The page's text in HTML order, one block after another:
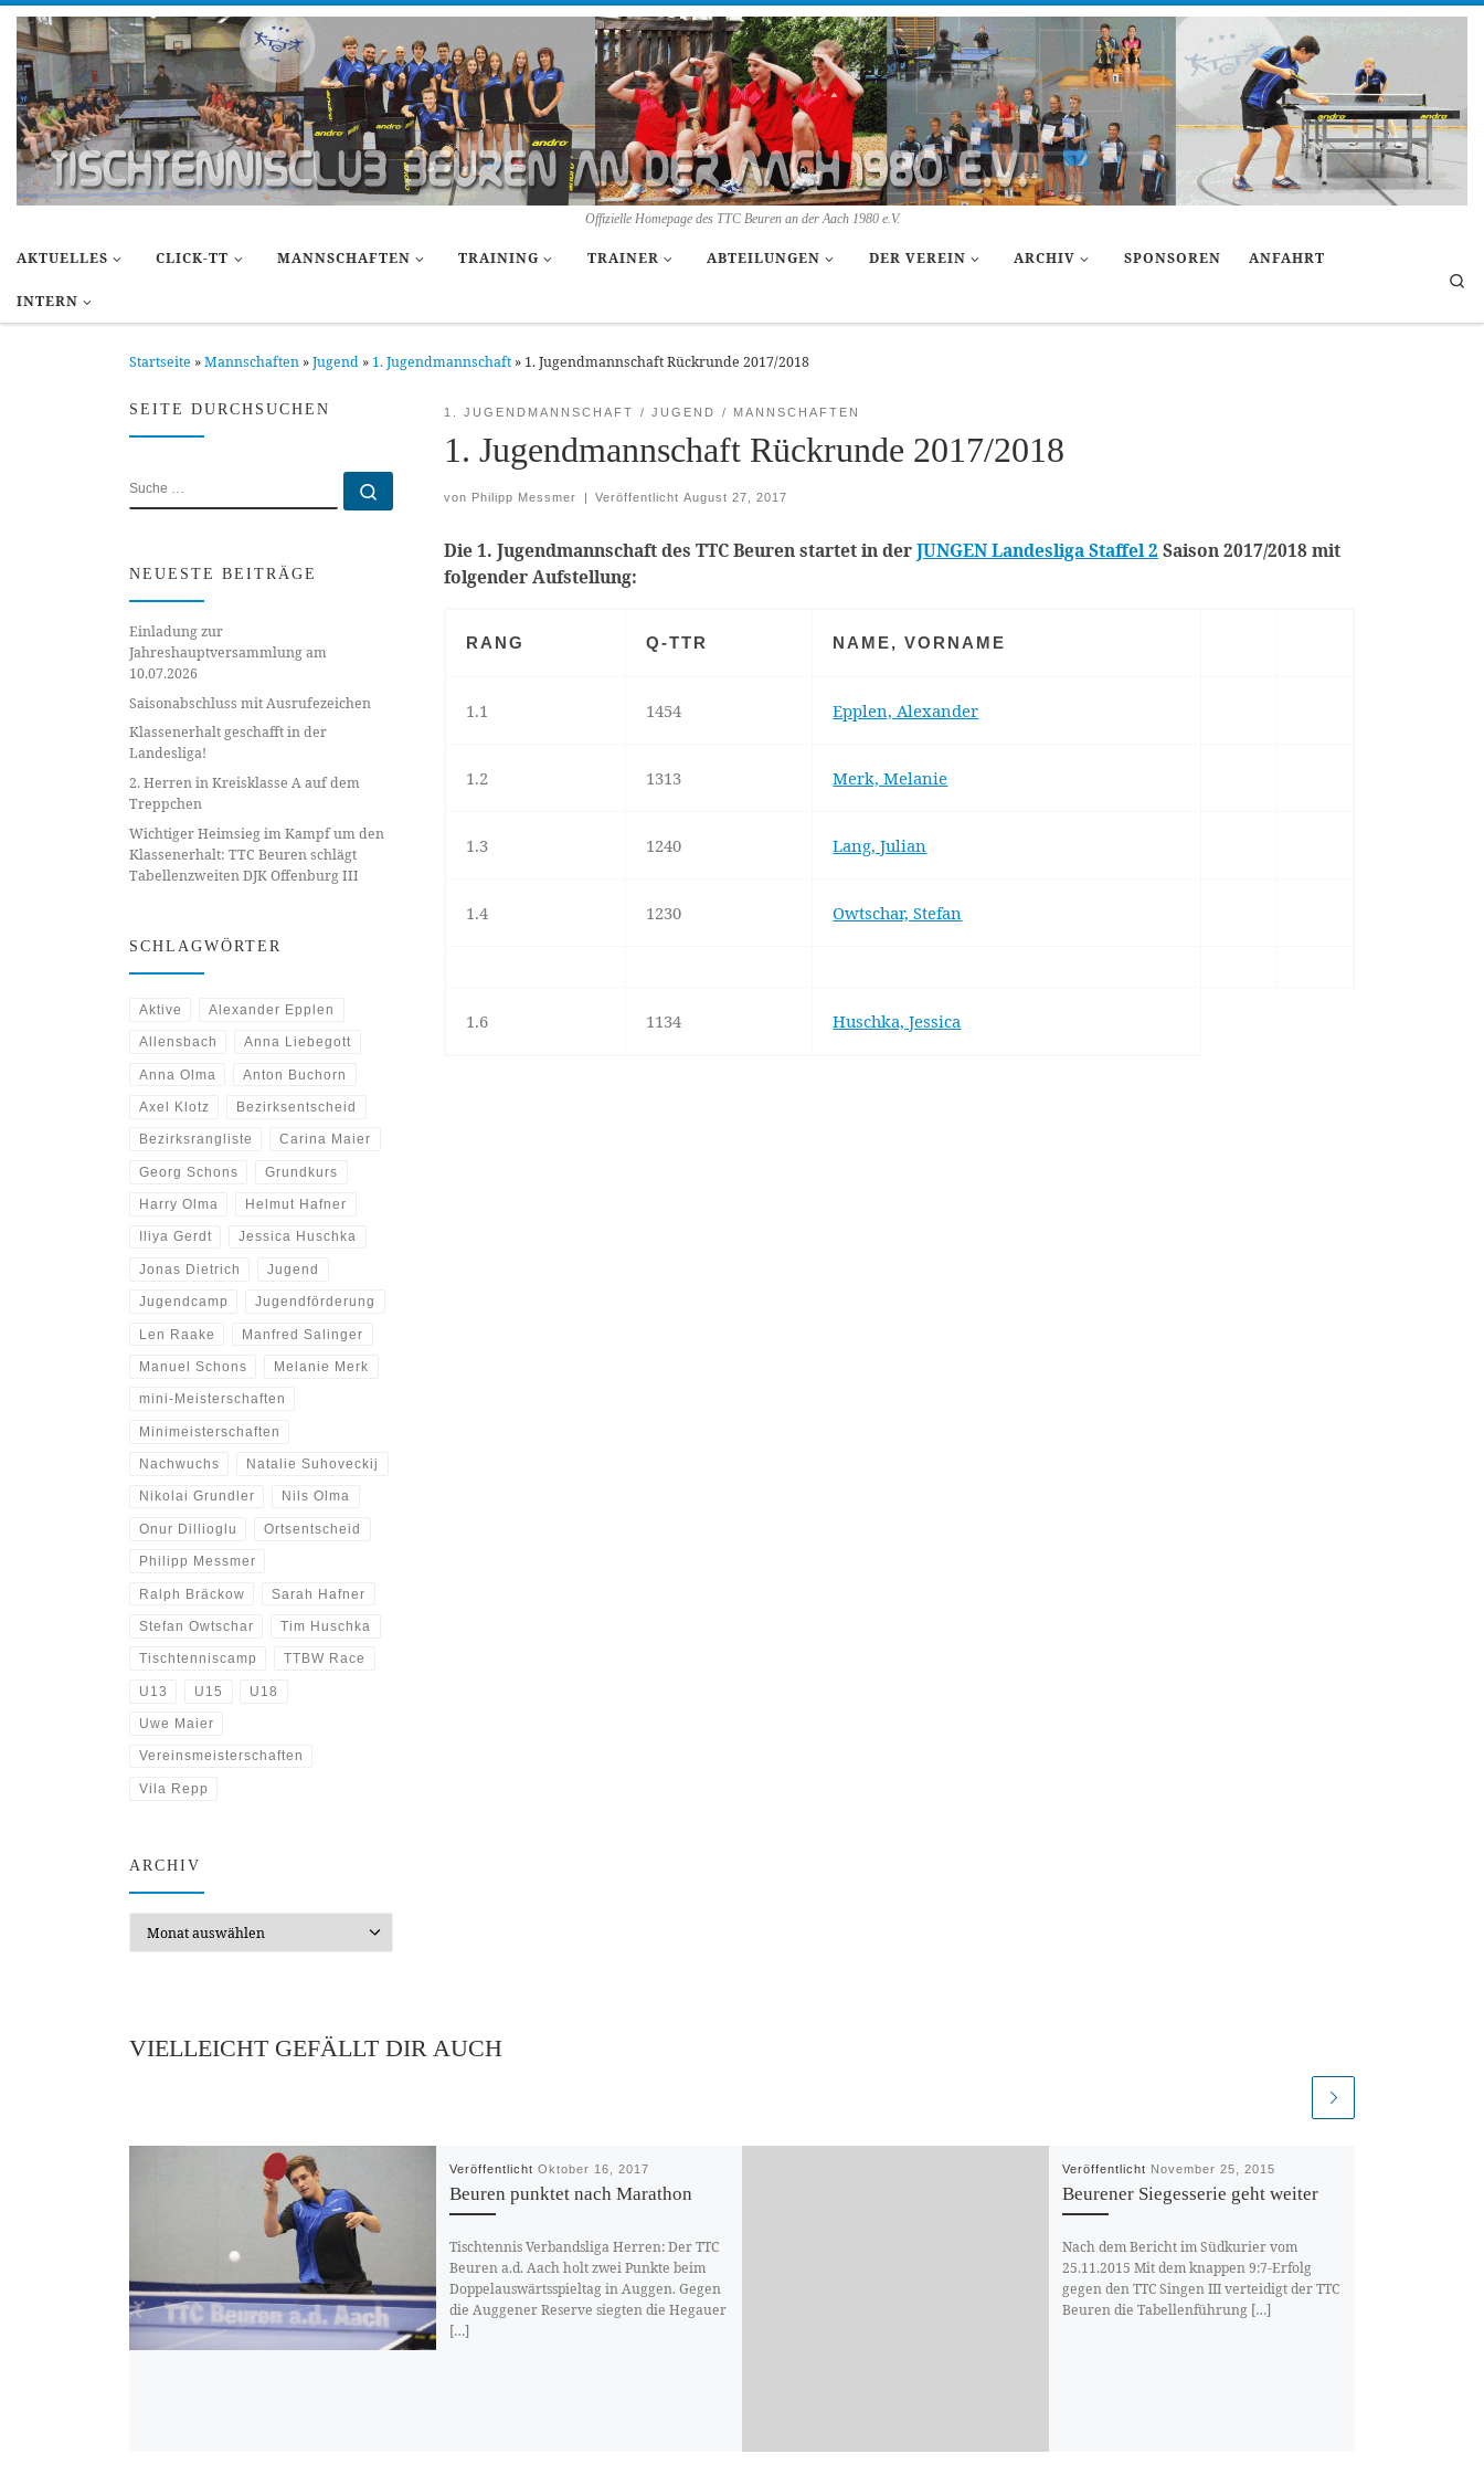
Zum Inhalt springen
Offizielle Homepage des TTC Beuren an der Aach 1980 e.V.
AKTUELLES CLICK-TT MANNSCHAFTEN TRAINING TRAINER ABTEILUNGEN DER VEREIN ARCHIV SPONSOREN ANFAHRT
INTERN
Startseite »Mannschaften »Jugend » 1. Jugendmannschaft » 1. Jugendmannschaft Rückrunde 2017/2018
1. JUGENDMANNSCHAFT JUGEND MANNSCHAFTEN
1. Jugendmannschaft Rückrunde 2017/2018
von Philipp Messmer | VeröffentlichtAugust 27, 2017
Die 1. Jugendmannschaft des TTC Beuren startet in derJUNGEN Landesliga Staffel 2 Saison 2017/2018 mit
folgender Aufstellung:
RANG Q-TTR NAME, VORNAME
1.1 1454 Epplen, Alexander
1.2 1313 Merk, Melanie
1.3 1240 Lang, Julian
1.4 1230 Owtschar, Stefan
1.6 1134 Huschka, Jessica
VIELLEICHT GEFÄLLT DIR AUCH
Veröffentlicht Oktober 16, 2017
Beuren punktet nach Marathon
Tischtennis Verbandsliga Herren: Der TTC
Beuren a.d. Aach holt zwei Punkte beim
Doppelauswärtsspieltag in Auggen. Gegen
die Auggener Reserve siegten die Hegauer
[…]
Veröffentlicht November 25, 2015
Beurener Siegesserie geht weiter
Nach dem Bericht im Südkurier vom
25.11.2015 Mit dem knappen 9:7-Erfolg
gegen den TTC Singen III verteidigt der TTC
Beuren die Tabellenführung […]
SEITE DURCHSUCHEN
SUCHE
NEUESTE BEITRÄGE
Einladung zur
Jahreshauptversammlung am
10.07.2026
Saisonabschluss mit Ausrufezeichen
Klassenerhalt geschafft in der
Landesliga!
2. Herren in Kreisklasse A auf dem
Treppchen
Wichtiger Heimsieg im Kampf um den
Klassenerhalt: TTC Beuren schlägt
Tabellenzweiten DJK Offenburg III
SCHLAGWÖRTER
Aktive Alexander Epplen
Allensbach Anna Liebegott
Anna Olma Anton Buchorn
Axel Klotz Bezirksentscheid
Bezirksrangliste Carina Maier
Georg Schons Grundkurs
Harry Olma Helmut Hafner
Iliya Gerdt Jessica Huschka
Jonas Dietrich Jugend
Jugendcamp Jugendförderung
Len Raake Manfred Salinger
Manuel Schons Melanie Merk
mini-Meisterschaften
Minimeisterschaften
Nachwuchs Natalie Suhoveckij
Nikolai Grundler Nils Olma
Onur Dillioglu Ortsentscheid
Philipp Messmer
Ralph Bräckow Sarah Hafner
Stefan Owtschar Tim Huschka
Tischtenniscamp TTBW Race
U13 U15 U18
Uwe Maier
Vereinsmeisterschaften
Vila Repp
ARCHIV